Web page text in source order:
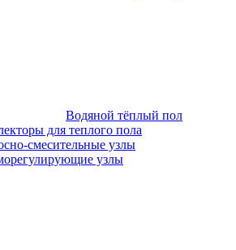
Водяной тёплый пол
для теплого пола
смесительные узлы
узлы